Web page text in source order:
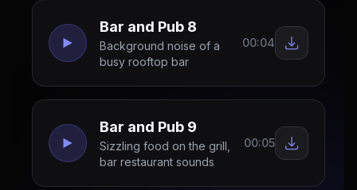
Bar and Pub 8
Background noise of a
busy rooftop bar
00:04
Bar and Pub 9
Sizzling food on the grill,
bar restaurant sounds
00:05